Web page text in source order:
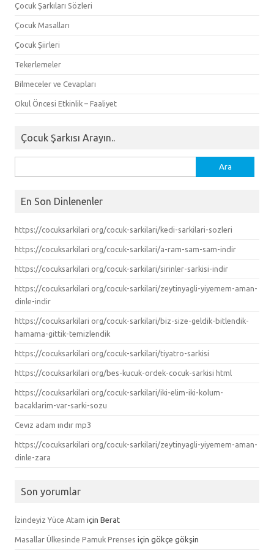
Çocuk Şarkıları Sözleri
Çocuk Masalları
Çocuk Şiirleri
Tekerlemeler
Bilmeceler ve Cevapları
Okul Öncesi Etkinlik – Faaliyet
Çocuk Şarkısı Arayın..
En Son Dinlenenler
https://cocuksarkilari org/cocuk-sarkilari/kedi-sarkilari-sozleri
https://cocuksarkilari org/cocuk-sarkilari/a-ram-sam-sam-indir
https://cocuksarkilari org/cocuk-sarkilari/sirinler-sarkisi-indir
https://cocuksarkilari org/cocuk-sarkilari/zeytinyagli-yiyemem-aman-
dinle-indir
https://cocuksarkilari org/cocuk-sarkilari/biz-size-geldik-bitlendik-
hamama-gittik-temizlendik
https://cocuksarkilari org/cocuk-sarkilari/tiyatro-sarkisi
https://cocuksarkilari org/bes-kucuk-ordek-cocuk-sarkisi html
https://cocuksarkilari org/cocuk-sarkilari/iki-elim-iki-kolum-
bacaklarim-var-sarki-sozu
Cevız adam ındır mp3
https://cocuksarkilari org/cocuk-sarkilari/zeytinyagli-yiyemem-aman-
dinle-zara
Son yorumlar
İzindeyiz Yüce Atam için Berat
Masallar Ülkesinde Pamuk Prenses için gökçe gökşin